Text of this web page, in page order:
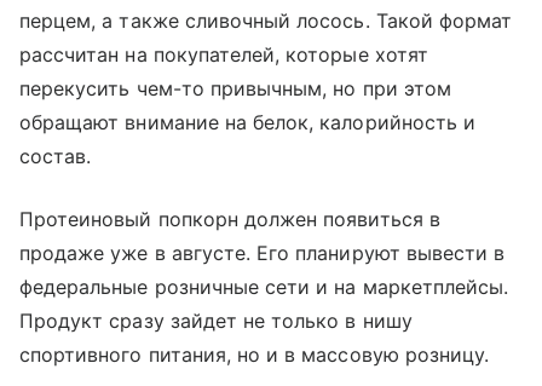
перцем, а также сливочный лосось. Такой формат
рассчитан на покупателей, которые хотят
перекусить чем-то привычным, но при этом
обращают внимание на белок, калорийность и
состав.
Протеиновый попкорн должен появиться в
продаже уже в августе. Его планируют вывести в
федеральные розничные сети и на маркетплейсы.
Продукт сразу зайдет не только в нишу
спортивного питания, но и в массовую розницу.